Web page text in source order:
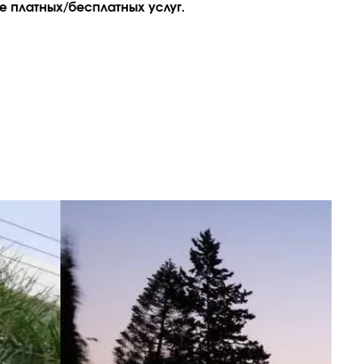
платных/бесплатных услуг.